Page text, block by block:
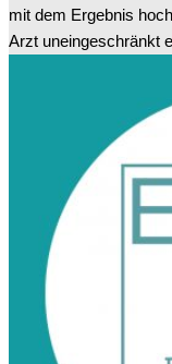
mit dem Ergebnis
Arzt uneingeschränkt